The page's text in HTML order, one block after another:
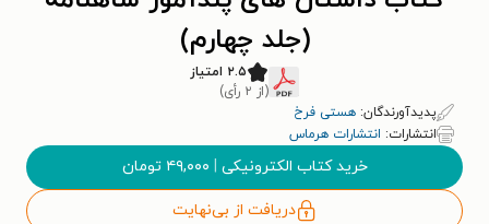
(جلد چهارم)
۲.۵ امتیاز
(از ۲ رأی)
پدیدآورندگان: هستی فرخ
انتشارات: انتشارات هرماس
خرید کتاب الکترونیکی | ۴۹,۰۰۰ تومان
دریافت از بی‌نهایت